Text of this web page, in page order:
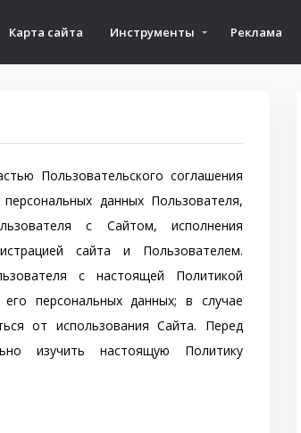
Карта сайта Инструменты Реклама
Пользовательского соглашения
данных Пользователя,
с Сайтом, исполнения
сайта и Пользователем.
с настоящей Политикой
персональных данных; в случае
от использования Сайта. Перед
изучить настоящую Политику